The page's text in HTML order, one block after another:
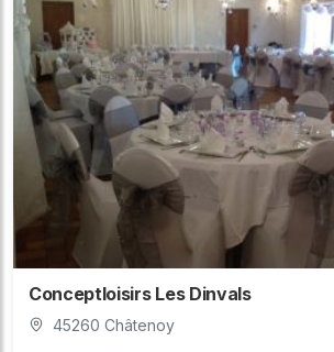
Conceptloisirs Les Dinvals
45260 Châtenoy